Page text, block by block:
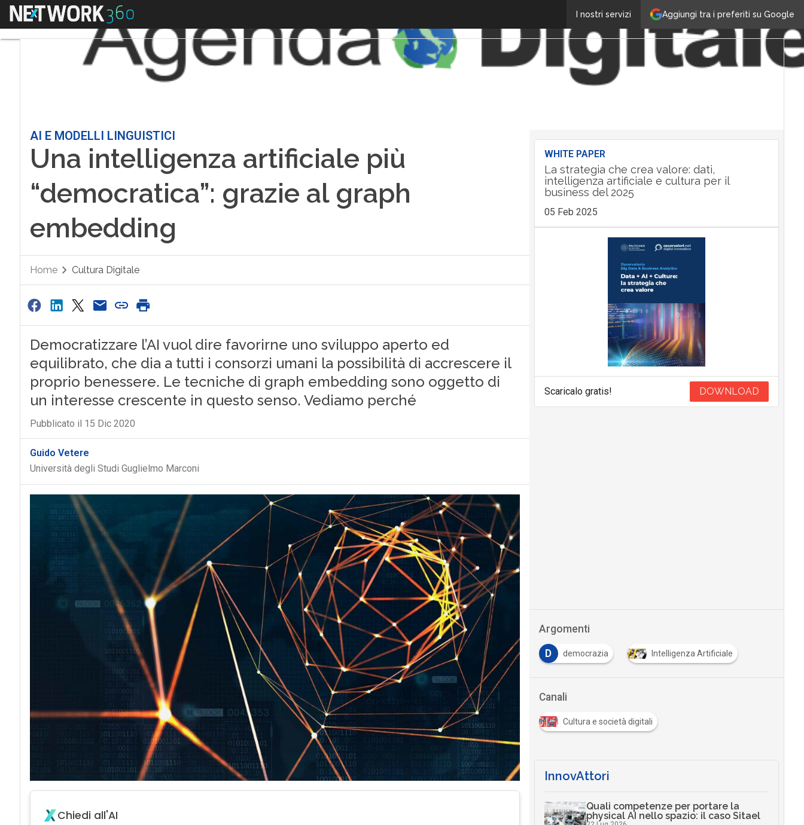
Aggiungi tra i preferiti su Google
I nostri servizi
Menu
AI E MODELLI LINGUISTICI
Una intelligenza artificiale più
“democratica”: grazie al graph
embedding
Home Cultura Digitale
Democratizzare l’AI vuol dire favorirne uno sviluppo aperto ed
equilibrato, che dia a tutti i consorzi umani la possibilità di accrescere il
proprio benessere. Le tecniche di graph embedding sono oggetto di
un interesse crescente in questo senso. Vediamo perché
Pubblicato il 15 Dic 2020
Guido Vetere
Università degli Studi Guglielmo Marconi
Chiedi all'AI
WHITE PAPER
La strategia che crea valore: dati,
intelligenza artificiale e cultura per il
business del 2025
05 Feb 2025
Scaricalo gratis! DOWNLOAD
Argomenti
D democrazia Intelligenza Artificiale
Canali
Cultura e società digitali
InnovAttori
Quali competenze per portare la
physical AI nello spazio: il caso Sitael